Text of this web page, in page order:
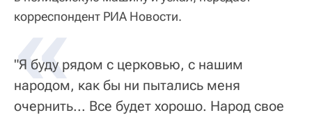
корреспондент РИА Новости.
«
"Я буду рядом с церковью, с нашим
народом, как бы ни пытались меня
очернить... Все будет хорошо. Народ свое